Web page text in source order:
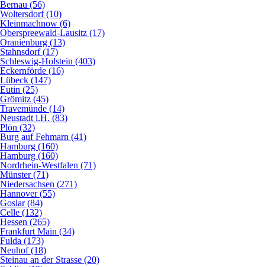
Bernau (56)
Woltersdorf (10)
Kleinmachnow (6)
Oberspreewald-Lausitz (17)
Oranienburg (13)
Stahnsdorf (17)
Schleswig-Holstein (403)
Eckernförde (16)
Lübeck (147)
Eutin (25)
Grömitz (45)
Travemünde (14)
Neustadt i.H. (83)
Plön (32)
Burg auf Fehmarn (41)
Hamburg (160)
Hamburg (160)
Nordrhein-Westfalen (71)
Münster (71)
Niedersachsen (271)
Hannover (55)
Goslar (84)
Celle (132)
Hessen (265)
Frankfurt Main (34)
Fulda (173)
Neuhof (18)
Steinau an der Strasse (20)